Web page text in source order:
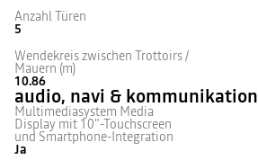
Anzahl Türen
5
Wendekreis zwischen Trottoirs /
Mauern (m)
10.86
audio, navi & kommunikation
Multimediasystem Media
Display mit 10"-Touchscreen
und Smartphone-Integration
Ja